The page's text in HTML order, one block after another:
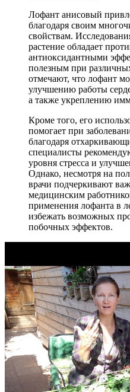
Лофант анисовый
благодаря своим
свойствам.
растение обладает
антиоксидантными
полезным при
отмечают, что лофант
улучшению работы
а также укреплению
Кроме того, его
помогает при
благодаря
специалисты
уровня стресса и
Однако, несмотря на
врачи подчеркивают
медицинским
применения лофанта в
избежать возможных
побочных эффектов.